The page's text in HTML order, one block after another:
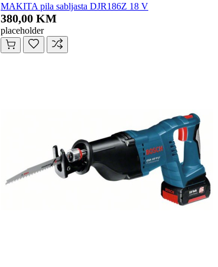
MAKITA pila sabljasta DJR186Z 18 V
380,00 KM
placeholder